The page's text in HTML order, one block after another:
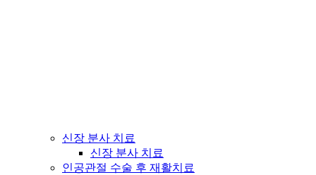
신장 분사 치료
신장 분사 치료
인공관절 수술 후 재활치료